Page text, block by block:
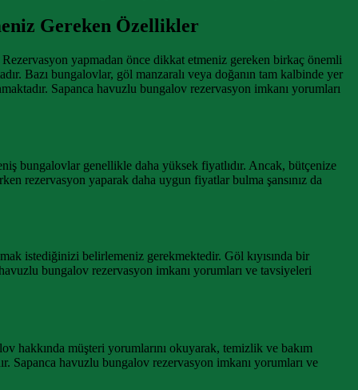
Gereken Özellikler
yapmadan önce dikkat etmeniz gereken birkaç önemli
Bazı bungalovlar, göl manzaralı veya doğanın tam kalbinde yer
Sapanca havuzlu bungalov rezervasyon imkanı yorumları
bungalovlar genellikle daha yüksek fiyatlıdır. Ancak, bütçenize
rezervasyon yaparak daha uygun fiyatlar bulma şansınız da
istediğinizi belirlemeniz gerekmektedir. Göl kıyısında bir
bungalov rezervasyon imkanı yorumları ve tavsiyeleri
hakkında müşteri yorumlarını okuyarak, temizlik ve bakım
Sapanca havuzlu bungalov rezervasyon imkanı yorumları ve